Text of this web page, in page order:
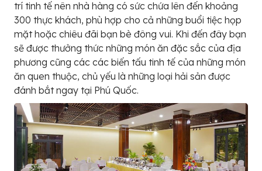
trí tinh tế nên nhà hàng có sức chứa lên đến khoảng
300 thực khách, phù hợp cho cả những buổi tiệc họp
mặt hoặc chiêu đãi bạn bè đông vui. Khi đến đây bạn
sẽ được thưởng thức những món ăn đặc sắc của địa
phương cũng các các biến tấu tinh tế của những món
ăn quen thuộc, chủ yếu là những loại hải sản được
đánh bắt ngay tại Phú Quốc.